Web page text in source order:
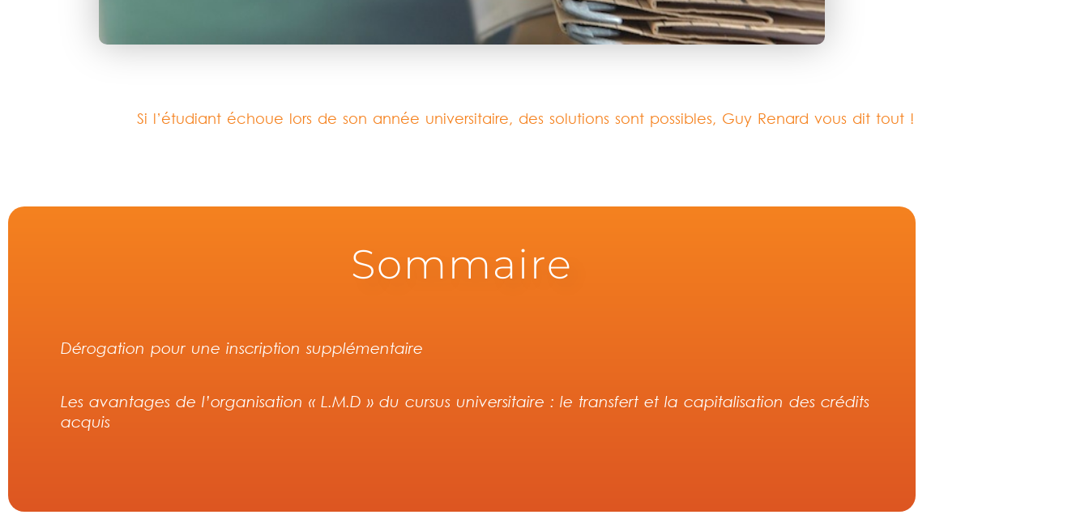
Si l’étudiant échoue lors de son année universitaire, des solutions sont possibles, Guy Renard vous dit tout !
Sommaire
Dérogation pour une inscription supplémentaire
Les avantages de l’organisation « L.M.D » du cursus universitaire : le transfert et la capitalisation des crédits
acquis